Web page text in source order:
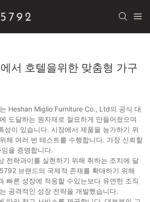
서 호텔을위한 맞춤형 가구
Heshan Miglio Furniture Co., Ltd의 공식 대
도달하는 원자재로 절묘하게 만들어졌으며
성이 있습니다. 시장에서 제품을 능가하기 위
해 여러 번 테스트를 수행합니다. 가장 신뢰할
을 증명합니다.
전략과이를 실현하기 위해 취하는 조치에 달
브랜드의 국제적 존재를 확대하기 위해
빠른 성장에 적응할 수있는보다 유연한 조직
공격적인 성장 전략을 개발했습니다.